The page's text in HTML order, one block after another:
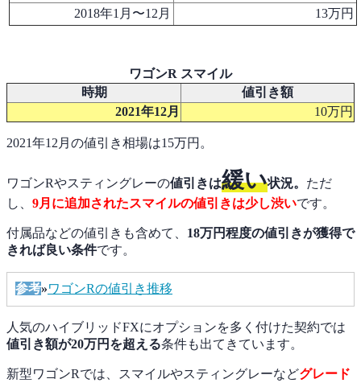
2018年1月〜12月
13万円
ワゴンR スマイル
時期
値引き額
2021年12月
10万円
2021年12月の値引き相場は15万円。
ワゴンRやスティングレーの値引きは緩い状況。 ただ
し、 9月に追加されたスマイルの値引きは少し渋いです。
付属品などの値引きも含めて、 18万円程度の値引きが獲得で
きれば良い条件です。
参考»ワゴンRの値引き推移
人気のハイブリッドFXにオプションを多く付けた契約では
値引き額が20万円を超える条件も出てきています。
新型ワゴンRでは、スマイルやスティングレーなどグレード